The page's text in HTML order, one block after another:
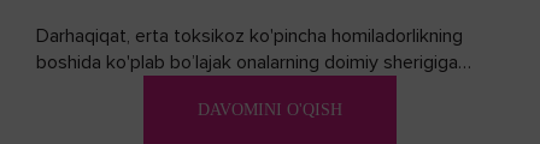
Darhaqiqat, erta toksikoz ko'pincha homiladorlikning
boshida ko'plab bo’lajak onalarning doimiy sherigiga
biron bir usuli bormi?DAVOMINI O'QISH